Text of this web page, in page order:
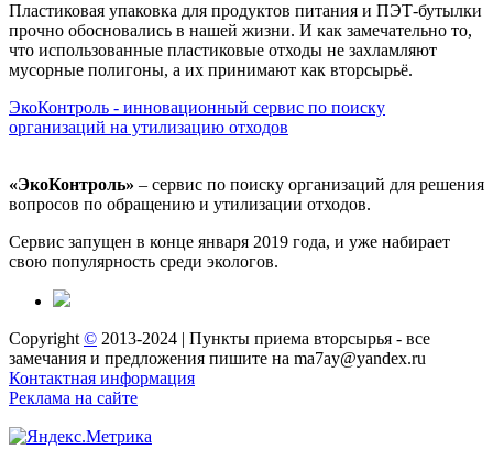
Пластиковая упаковка для продуктов питания и ПЭТ-бутылки
прочно обосновались в нашей жизни. И как замечательно то,
что использованные пластиковые отходы не захламляют
мусорные полигоны, а их принимают как вторсырьё.
ЭкоКонтроль - инновационный сервис по поиску
организаций на утилизацию отходов
«ЭкоКонтроль» – сервис по поиску организаций для решения
вопросов по обращению и утилизации отходов.
Сервис запущен в конце января 2019 года, и уже набирает
свою популярность среди экологов.
Copyright © 2013-2024 | Пункты приема вторсырья - все
замечания и предложения пишите на ma7ay@yandex.ru
Контактная информация
Реклама на сайте